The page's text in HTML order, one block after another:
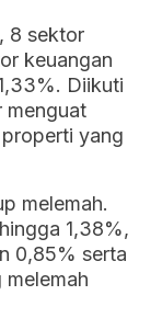
8 sektor
keuangan
Diikuti
menguat
yang
melemah.
1,38%,
0,85% serta